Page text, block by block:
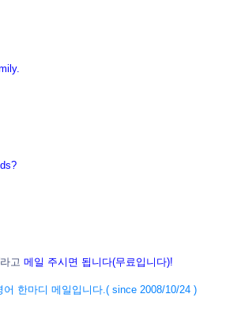
라고 메일 주시면 됩니다(무료입니다)!
어 한마디 메일입니다 .( since 2008/10/24 )